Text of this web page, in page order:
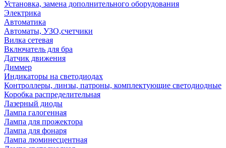
Установка, замена дополнительного оборудования
Электрика
Автоматика
Автоматы, УЗО,счетчики
Вилка сетевая
Включатель для бра
Датчик движения
Диммер
Индикаторы на светодиодах
Контроллеры, линзы, патроны, комплектующие светодиодные
Коробка распределительная
Лазерный диоды
Лампа галогенная
Лампа для прожектора
Лампа для фонаря
Лампа люминесцентная